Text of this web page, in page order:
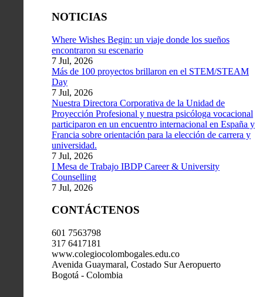
NOTICIAS
Where Wishes Begin: un viaje donde los sueños
encontraron su escenario
7 Jul, 2026
Más de 100 proyectos brillaron en el STEM/STEAM
Day
7 Jul, 2026
Nuestra Directora Corporativa de la Unidad de
Proyección Profesional y nuestra psicóloga vocacional
participaron en un encuentro internacional en España y
Francia sobre orientación para la elección de carrera y
universidad.
7 Jul, 2026
I Mesa de Trabajo IBDP Career & University
Counselling
7 Jul, 2026
CONTÁCTENOS
601 7563798
317 6417181
www.colegiocolombogales.edu.co
Avenida Guaymaral, Costado Sur Aeropuerto
Bogotá - Colombia